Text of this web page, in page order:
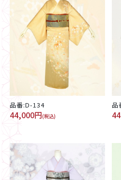
品番:D-134
44,000円(税込)
品